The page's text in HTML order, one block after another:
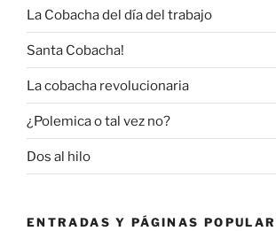
La Cobacha del día del trabajo
Santa Cobacha!
La cobacha revolucionaria
¿Polemica o tal vez no?
Dos al hilo
ENTRADAS Y PÁGINAS